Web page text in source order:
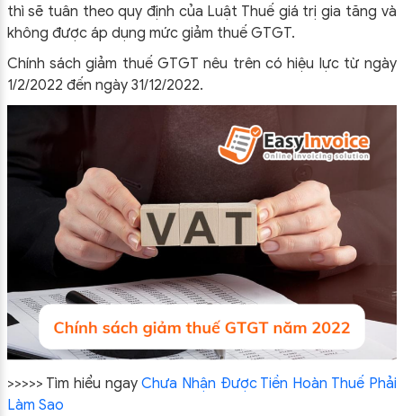
thì sẽ tuân theo quy định của Luật Thuế giá trị gia tăng và
không được áp dụng mức giảm thuế GTGT.
Chính sách giảm thuế GTGT nêu trên có hiệu lực từ ngày
1/2/2022 đến ngày 31/12/2022.
>>>>> Tìm hiểu ngayChưa Nhận Được Tiền Hoàn Thuế Phải
Làm Sao